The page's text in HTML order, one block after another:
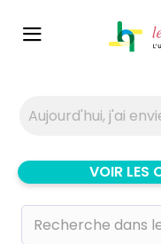
VOIR LES